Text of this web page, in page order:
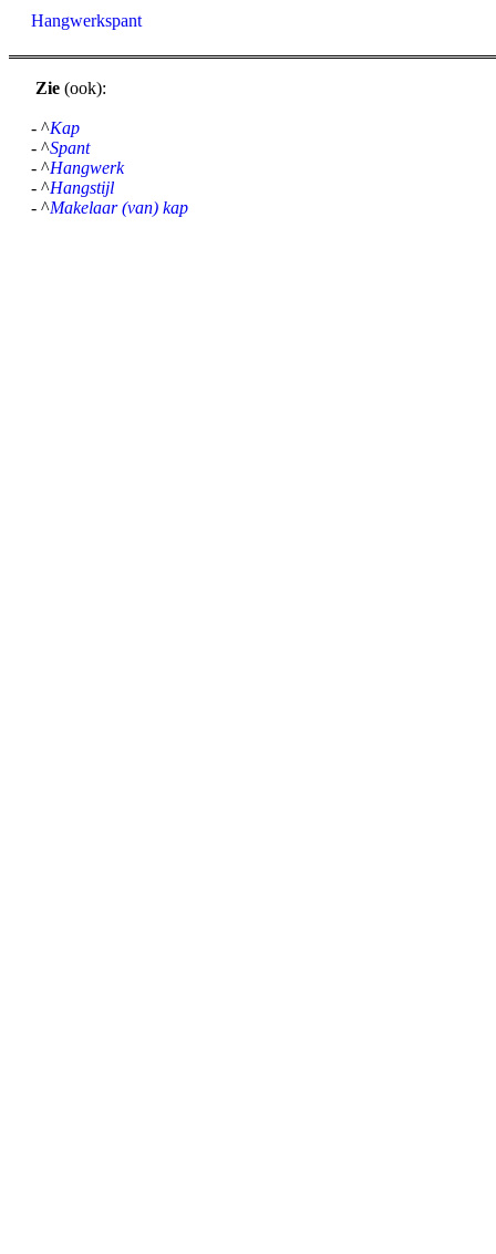
Hangwerkspant
Zie (ook):
- ^Kap
- ^Spant
- ^Hangwerk
- ^Hangstijl
- ^Makelaar (van) kap